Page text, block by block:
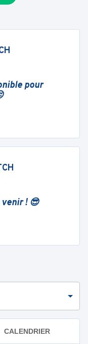
pour
venir ! 😎
CALENDRIER